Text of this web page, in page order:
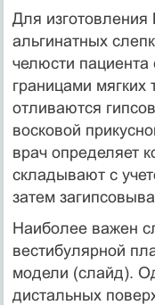
Для
альгинатных
челюсти
границами мягких
отливаются
восковой
врач определяет
складывают с
затем
Наиболее важен
вестибулярной
модели (слайд).
дистальных